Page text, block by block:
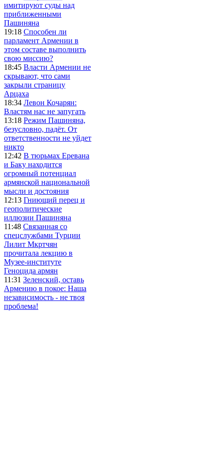
имитируют суды над
приближенными
Пашиняна
19:18 Способен ли
парламент Армении в
этом составе выполнить
свою миссию?
18:45 Власти Армении не
скрывают, что сами
закрыли страницу
Арцаха
18:34 Левон Кочарян:
Властям нас не запугать
13:18 Режим Пашиняна,
безусловно, падёт. От
ответственности не уйдет
никто
12:42 В тюрьмах Еревана
и Баку находится
огромный потенциал
армянской национальной
мысли и достояния
12:13 Гниющий перец и
геополитические
иллюзии Пашиняна
11:48 Связанная со
спецслужбами Турции
Лилит Мкртчян
прочитала лекцию в
Музее-институте
Геноцида армян
11:31 Зеленский, оставь
Армению в покое: Наша
независимость - не твоя
проблема!